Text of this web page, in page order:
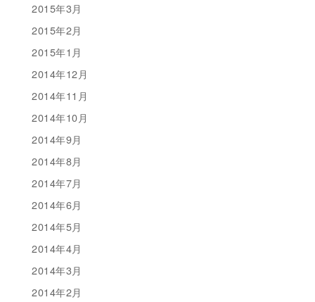
2015年3月
2015年2月
2015年1月
2014年12月
2014年11月
2014年10月
2014年9月
2014年8月
2014年7月
2014年6月
2014年5月
2014年4月
2014年3月
2014年2月